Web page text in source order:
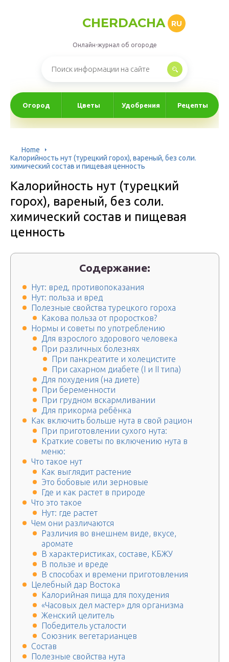
CHERDACHA RU
Онлайн-журнал об огороде
Огород Цветы Удобрения Рецепты
Home
Калорийность нут (турецкий горох), вареный, без соли.
химический состав и пищевая ценность
Калорийность нут (турецкий
горох), вареный, без соли.
химический состав и пищевая
ценность
Содержание:
Нут: вред, противопоказания
Нут: польза и вред
Полезные свойства турецкого гороха
Какова польза от проростков?
Нормы и советы по употреблению
Для взрослого здорового человека
При различных болезнях
При панкреатите и холецистите
При сахарном диабете (I и II типа)
Для похудения (на диете)
При беременности
При грудном вскармливании
Для прикорма ребёнка
Как включить больше нута в свой рацион
При приготовлении сухого нута:
Краткие советы по включению нута в
меню:
Что такое нут
Как выглядит растение
Это бобовые или зерновые
Где и как растет в природе
Что это такое
Нут: где растет
Чем они различаются
Различия во внешнем виде, вкусе,
аромате
В характеристиках, составе, КБЖУ
В пользе и вреде
В способах и времени приготовления
Целебный дар Востока
Калорийная пища для похудения
«Часовых дел мастер» для организма
Женский целитель
Победитель усталости
Союзник вегетарианцев
Состав
Полезные свойства нута